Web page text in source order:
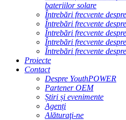
bateriilor solare
Întrebări frecvente
Întrebări frecvente
Întrebări frecvente
Întrebări frecvente
Întrebări frecvente
Proiecte
Contact
Despre YouthPOWER
Partener OEM
Știri și evenimente
Agenți
Alăturaţi-ne